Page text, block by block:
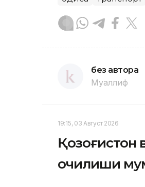
без автора
Муаллиф
19:15, 03 Август 2026
Қозоғистон
очилиши